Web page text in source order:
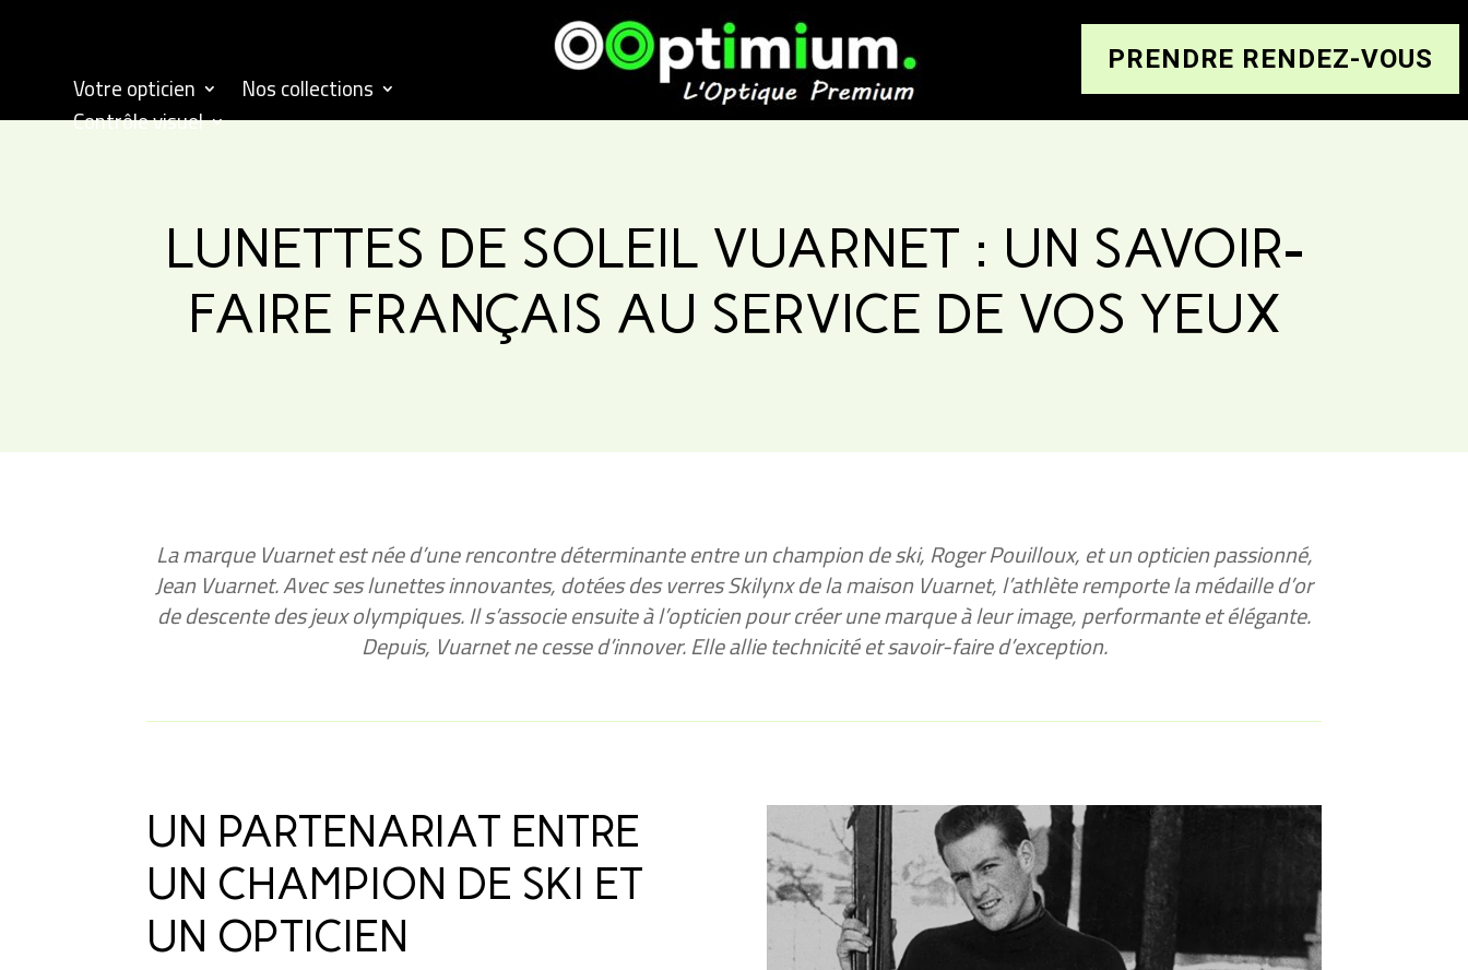
Votre opticien
Nos collections
Contrôle visuel
PRENDRE RENDEZ-VOUS
LUNETTES DE SOLEIL VUARNET : UN SAVOIR-
FAIRE FRANÇAIS AU SERVICE DE VOS YEUX
La marque Vuarnet est née d’une rencontre déterminante entre un champion de ski, Roger Pouilloux, et un opticien passionné,
Jean Vuarnet. Avec ses lunettes innovantes, dotées des verres Skilynx de la maison Vuarnet, l’athlète remporte la médaille d’or
de descente des jeux olympiques. Il s’associe ensuite à l’opticien pour créer une marque à leur image, performante et élégante.
Depuis, Vuarnet ne cesse d’innover. Elle allie technicité et savoir-faire d’exception.
UN PARTENARIAT ENTRE
UN CHAMPION DE SKI ET
UN OPTICIEN